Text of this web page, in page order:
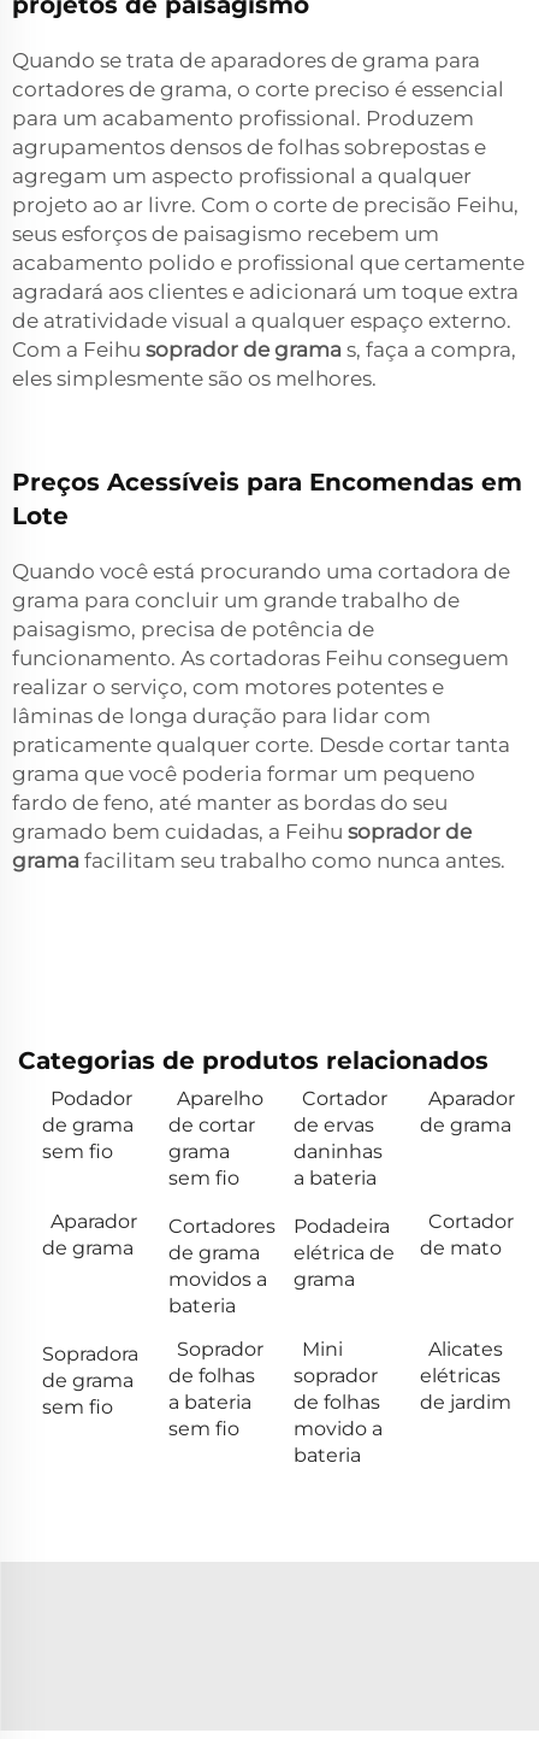
Quando se trata de aparadores de grama para
cortadores de grama, o corte preciso é essencial
para um acabamento profissional. Produzem
agrupamentos densos de folhas sobrepostas e
agregam um aspecto profissional a qualquer
projeto ao ar livre. Com o corte de precisão Feihu,
seus esforços de paisagismo recebem um
acabamento polido e profissional que certamente
agradará aos clientes e adicionará um toque extra
de atratividade visual a qualquer espaço externo.
Com a Feihu soprador de grama s, faça a compra,
eles simplesmente são os melhores.
Preços Acessíveis para Encomendas em
Lote
Quando você está procurando uma cortadora de
grama para concluir um grande trabalho de
paisagismo, precisa de potência de
funcionamento. As cortadoras Feihu conseguem
realizar o serviço, com motores potentes e
lâminas de longa duração para lidar com
praticamente qualquer corte. Desde cortar tanta
grama que você poderia formar um pequeno
fardo de feno, até manter as bordas do seu
gramado bem cuidadas, a Feihu soprador de
grama facilitam seu trabalho como nunca antes.
Categorias de produtos relacionados
Podador
de grama
sem fio
Aparelho
de cortar
grama
sem fio
Cortador
de ervas
daninhas
a bateria
Aparador
de grama
Aparador
de grama
Cortadores
de grama
movidos a
bateria
Podadeira
elétrica de
grama
Cortador
de mato
Sopradora
de grama
sem fio
Soprador
de folhas
a bateria
sem fio
Mini
soprador
de folhas
movido a
bateria
Alicates
elétricas
de jardim